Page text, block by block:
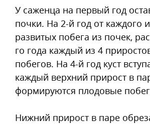
У саженца на первый год
почки. На 2-й год от каждого
развитых побега из почек,
го года каждый из 4
побегов. На 4-й год куст
каждый верхний прирост в
формируются плодовые
Нижний прирост в паре